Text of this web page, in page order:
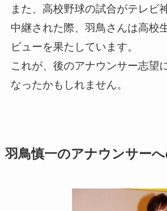
また、高校野球の試合がテレビ
中継された際、羽鳥さんは高校
ビューを果たしています。
これが、後のアナウンサー志望
なったかもしれません。
羽鳥慎一のアナウンサー